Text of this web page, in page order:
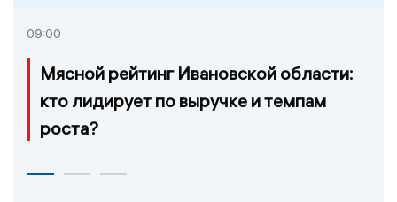
09:00
Мясной рейтинг Ивановской области:
кто лидирует по выручке и темпам
роста?